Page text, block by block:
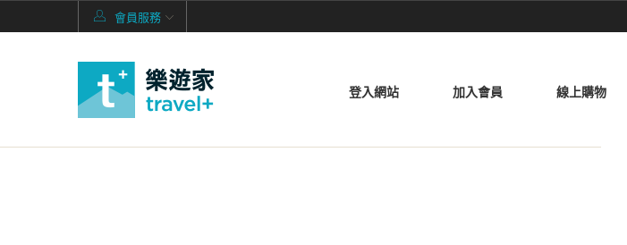
會員服務
登入網站 加入會員 線上購物